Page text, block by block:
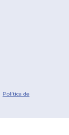
Política de